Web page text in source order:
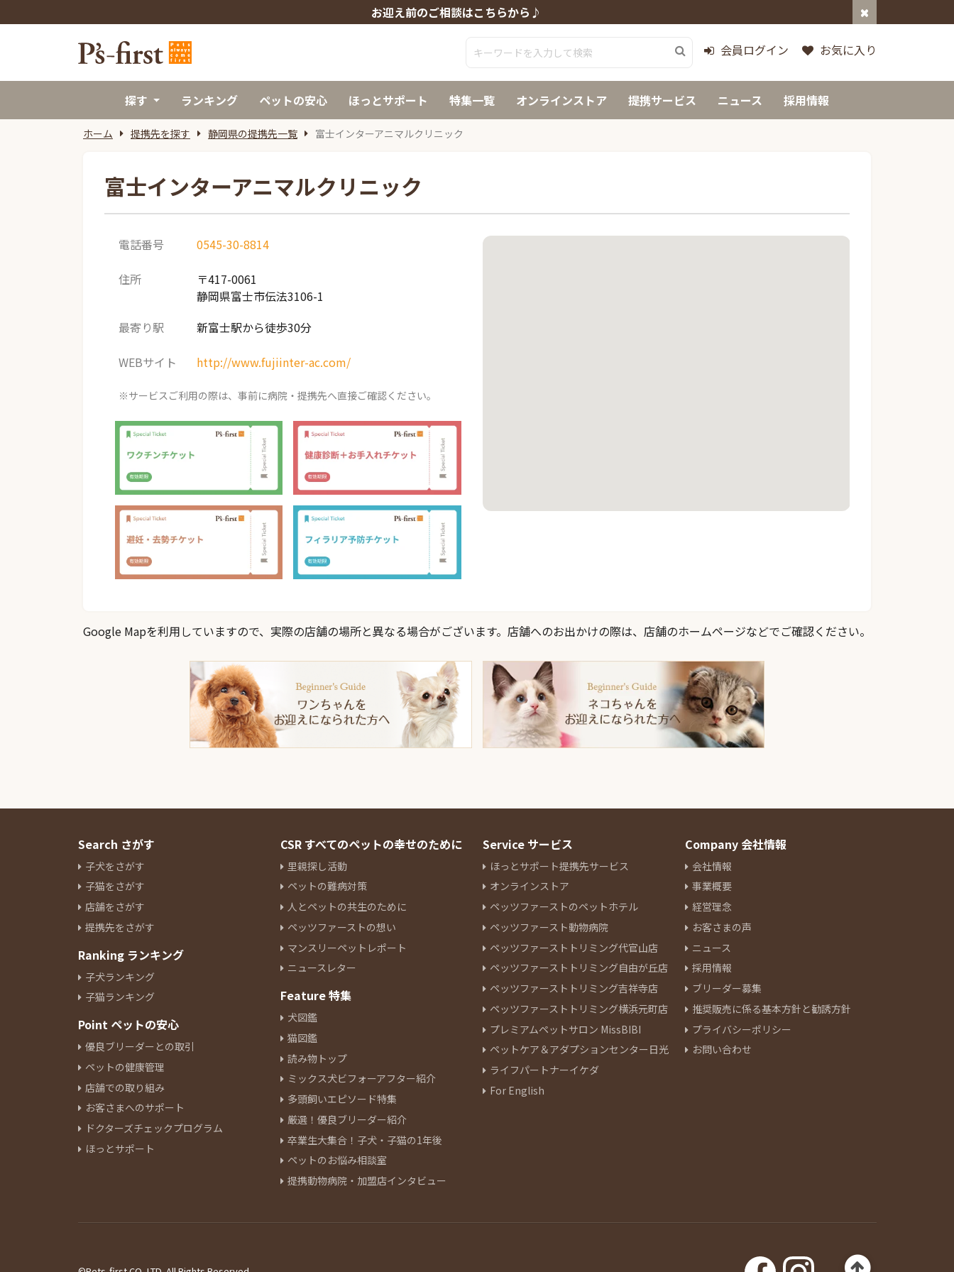
お迎え前のご相談はこちらから♪
会員ログイン お気に入り
探す ランキング ペットの安心 ほっとサポート 特集一覧 オンラインストア 提携サービス ニュース 採用情報
ホーム 提携先を探す 静岡県の提携先一覧 富士インターアニマルクリニック
富士インターアニマルクリニック
電話番号 0545-30-8814
住所
〒417-0061
静岡県富士市伝法3106-1
最寄り駅
新富士駅から徒歩30分
WEBサイト http://www.fujiinter-ac.com/
※サービスご利用の際は、事前に病院・提携先へ直接ご確認ください。
Google Mapを利用していますので、実際の店舗の場所と異なる場合がございます。店舗へのお出かけの際は、店舗のホームページなどでご確認ください。
Search さがす
子犬をさがす
子猫をさがす
店舗をさがす
提携先をさがす
Ranking ランキング
子犬ランキング
子猫ランキング
Point ペットの安心
優良ブリーダーとの取引
ペットの健康管理
店舗での取り組み
お客さまへのサポート
ドクターズチェックプログラム
ほっとサポート
CSR すべてのペットの幸せのために
里親探し活動
ペットの難病対策
人とペットの共生のために
ペッツファーストの想い
マンスリーペットレポート
ニュースレター
Feature 特集
犬図鑑
猫図鑑
読み物トップ
ミックス犬ビフォーアフター紹介
多頭飼いエピソード特集
厳選！優良ブリーダー紹介
卒業生大集合！子犬・子猫の1年後
ペットのお悩み相談室
提携動物病院・加盟店インタビュー
Service サービス
ほっとサポート提携先サービス
オンラインストア
ペッツファーストのペットホテル
ペッツファースト動物病院
ペッツファーストトリミング代官山店
ペッツファーストトリミング自由が丘店
ペッツファーストトリミング吉祥寺店
ペッツファーストトリミング横浜元町店
プレミアムペットサロン MissBIBI
ペットケア＆アダプションセンター日光
ライフパートナーイケダ
For English
Company 会社情報
会社情報
事業概要
経営理念
お客さまの声
ニュース
採用情報
ブリーダー募集
推奨販売に係る基本方針と勧誘方針
プライバシーポリシー
お問い合わせ